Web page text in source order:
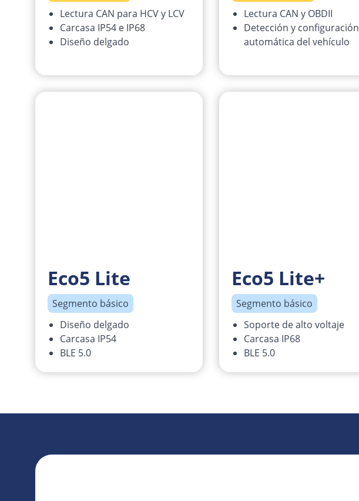
Lectura CAN para HCV y LCV
Carcasa IP54 e IP68
Diseño delgado
Lectura CAN y OBDII
Detección y configuración
automática del vehículo
Eco5 Lite
Segmento básico
Diseño delgado
Carcasa IP54
BLE 5.0
Eco5 Lite+
Segmento básico
Soporte de alto voltaje
Carcasa IP68
BLE 5.0